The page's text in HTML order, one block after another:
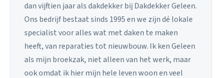
dan vijftien jaar als dakdekker bij Dakdekker Geleen.
Ons bedrijf bestaat sinds 1995 en we zijn dé lokale
specialist voor alles wat met daken te maken
heeft, van reparaties tot nieuwbouw. Ik ken Geleen
als mijn broekzak, niet alleen van het werk, maar
ook omdat ik hier mijn hele leven woon en veel